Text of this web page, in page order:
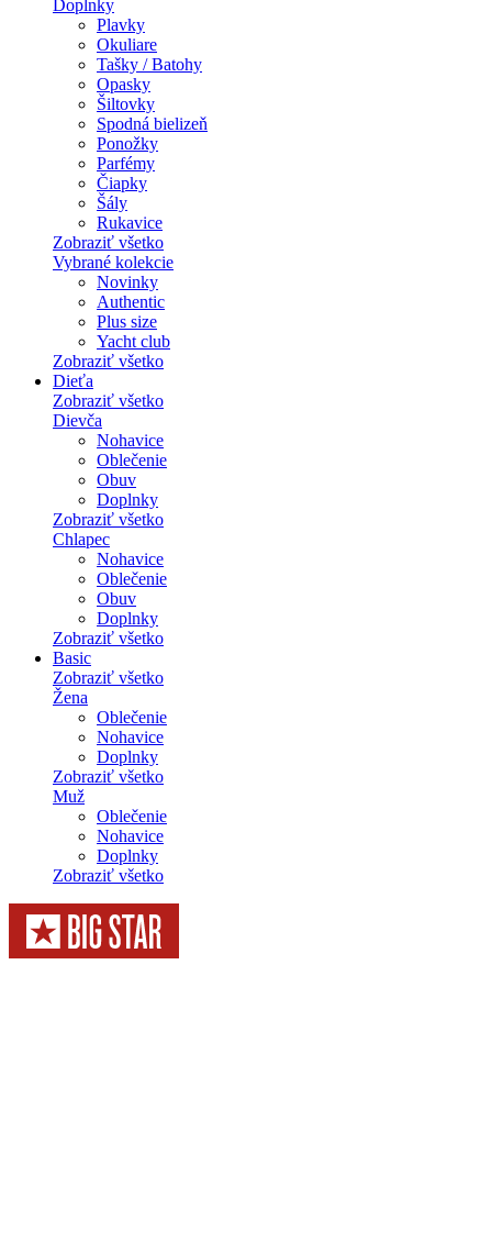
Doplnky
Plavky
Okuliare
Tašky / Batohy
Opasky
Šiltovky
Spodná bielizeň
Ponožky
Parfémy
Čiapky
Šály
Rukavice
Zobraziť všetko
Vybrané kolekcie
Novinky
Authentic
Plus size
Yacht club
Zobraziť všetko
Dieťa
Zobraziť všetko
Dievča
Nohavice
Oblečenie
Obuv
Doplnky
Zobraziť všetko
Chlapec
Nohavice
Oblečenie
Obuv
Doplnky
Zobraziť všetko
Basic
Zobraziť všetko
Žena
Oblečenie
Nohavice
Doplnky
Zobraziť všetko
Muž
Oblečenie
Nohavice
Doplnky
Zobraziť všetko